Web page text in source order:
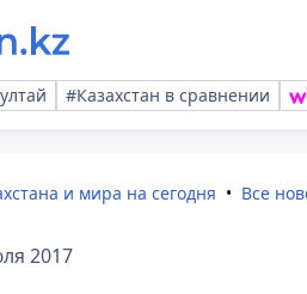
#Казахстан в сравнении
и мира на сегодня Все
2017